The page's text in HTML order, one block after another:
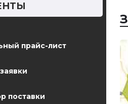
прайс-лист
поставки